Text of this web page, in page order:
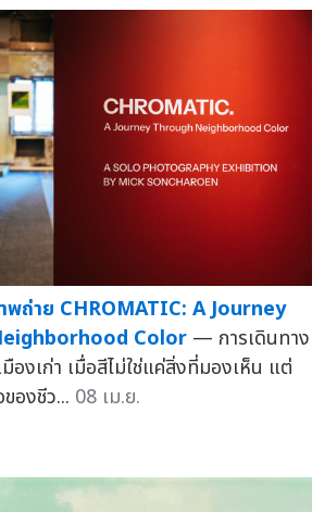
พถ่าย CHROMATIC: A Journey
Color — การเดินทาง
องเก่า เมื่อสีไม่ใช่แค่สิ่งที่มองเห็น แต่
องชีว... 08 เม.ย.